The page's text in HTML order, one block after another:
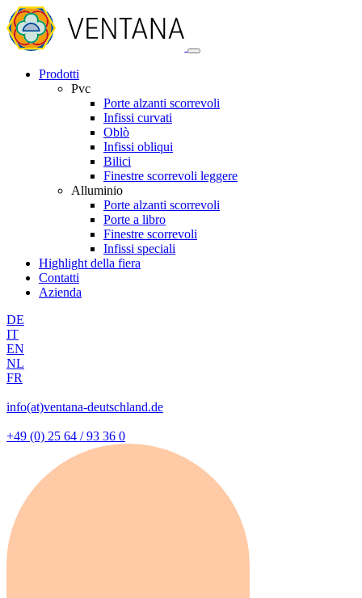
Prodotti
Pvc
Porte alzanti scorrevoli
Infissi curvati
Oblò
Infissi obliqui
Bilici
Finestre scorrevoli leggere
Alluminio
Porte alzanti scorrevoli
Porte a libro
Finestre scorrevoli
Infissi speciali
Highlight della fiera
Contatti
Azienda
DE
IT
EN
NL
FR
info(at)ventana-deutschland.de
+49 (0) 25 64 / 93 36 0